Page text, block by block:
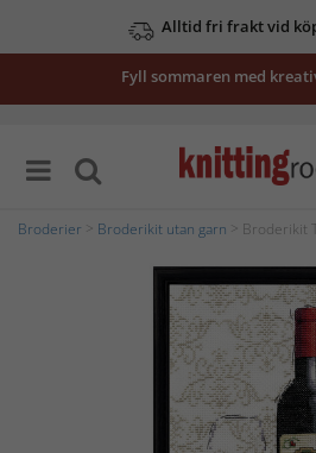
Alltid fri frakt vid
Fyll sommaren med
Broderier Broderikit utan garn > Broderikit